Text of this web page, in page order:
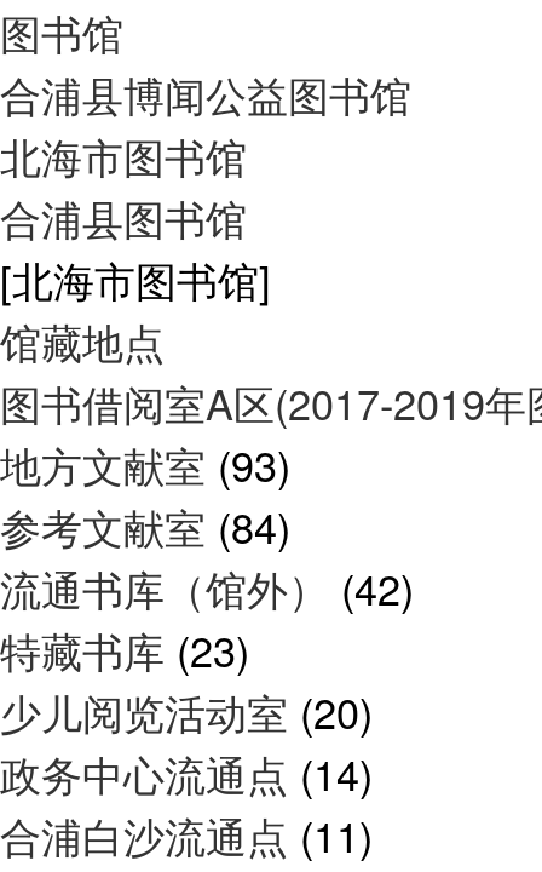
图书馆
合浦县博闻公益图书馆
北海市图书馆
合浦县图书馆
[北海市图书馆]
馆藏地点
图书借阅室A区(2017-2019
地方文献室 (93)
参考文献室 (84)
流通书库（馆外） (42)
特藏书库 (23)
少儿阅览活动室 (20)
政务中心流通点 (14)
合浦白沙流通点 (11)